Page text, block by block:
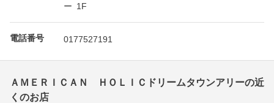
ー 1F
電話番号 0177527191
ＡＭＥＲＩＣＡＮ ＨＯＬＩＣドリームタウンアリーの近
くのお店